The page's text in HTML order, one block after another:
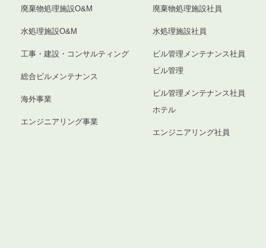
廃棄物処理施設O&M
水処理施設O&M
工事・建設・コンサルティング
総合ビルメンテナンス
海外事業
エンジニアリング事業
廃棄物処理施設社員
水処理施設社員
ビル管理メンテナンス社員
ビル管理
ビル管理メンテナンス社員
ホテル
エンジニアリング社員